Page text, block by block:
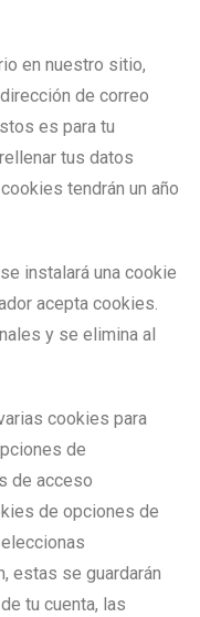
en nuestro sitio,
de correo
es para tu
tus datos
tendrán un año
instalará una cookie
acepta cookies.
y se elimina al
cookies para
de
de acceso
de opciones de
estas se guardarán
tu cuenta, las